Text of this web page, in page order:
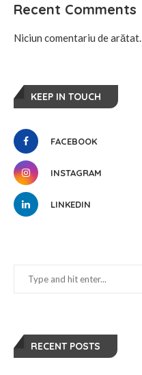
Recent Comments
Niciun comentariu de arătat.
KEEP IN TOUCH
FACEBOOK
INSTAGRAM
LINKEDIN
RECENT POSTS